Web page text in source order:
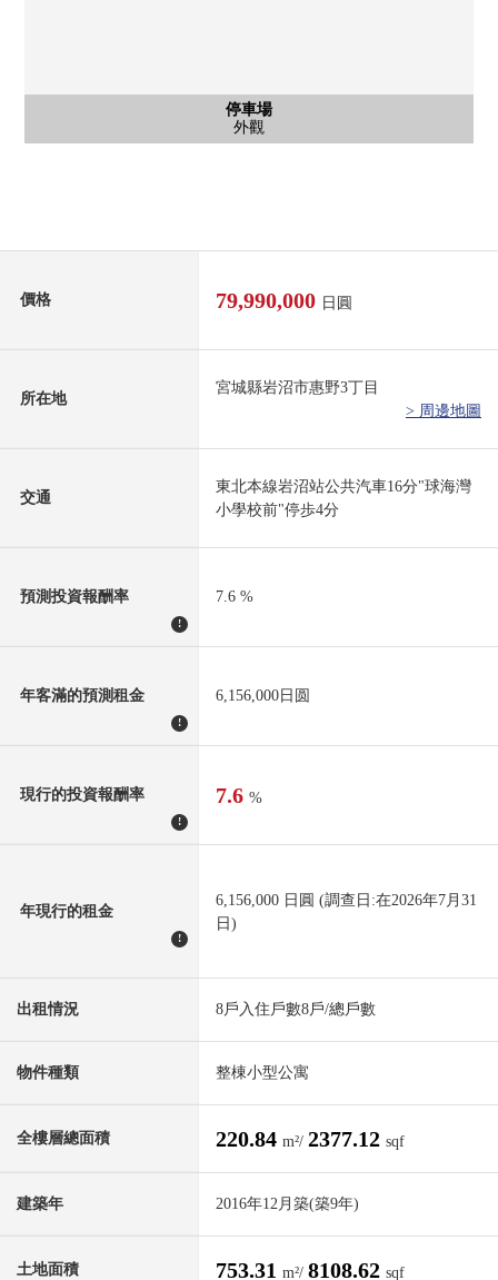
停車場
外觀
外觀
外觀
風景
前面公路
價格 79,990,000 日圓
所在地
宮城縣岩沼市惠野3丁目
> 周邊地圖
交通
東北本線岩沼站公共汽車16分"球海灣
小學校前"停歩4分
預測投資報酬率
!
7.6 %
年客滿的預測租金
!
6,156,000日圆
現行的投資報酬率
!
7.6 %
年現行的租金
!
6,156,000 日圓 (調查日:在2026年7月31
日)
出租情況 8戶入住戶數8戶/總戶數
物件種類 整棟小型公寓
全樓層總面積 220.84 m²/ 2377.12 sqf
建築年 2016年12月築(築9年)
土地面積 753.31 m²/ 8108.62 sqf